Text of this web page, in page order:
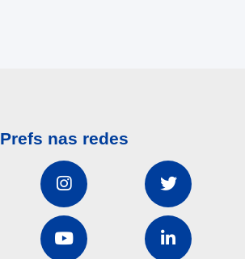
Prefs nas redes